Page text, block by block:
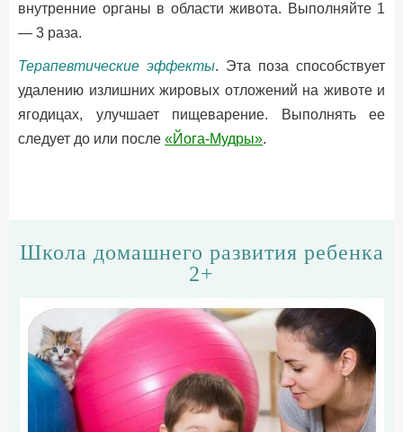
внутренние органы в области живота. Выполняйте 1
— 3 раза.
Терапевтические эффекты. Эта поза способствует
удалению излишних жировых отложений на животе и
ягодицах, улучшает пищеварение. Выполнять ее
следует до или после «Йога-Мудры».
Школа домашнего развития ребенка
2+